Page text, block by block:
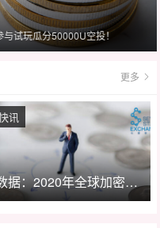
分50000U空投！
更多
数据：2020年全球加密ATM机数量大幅增长
讯